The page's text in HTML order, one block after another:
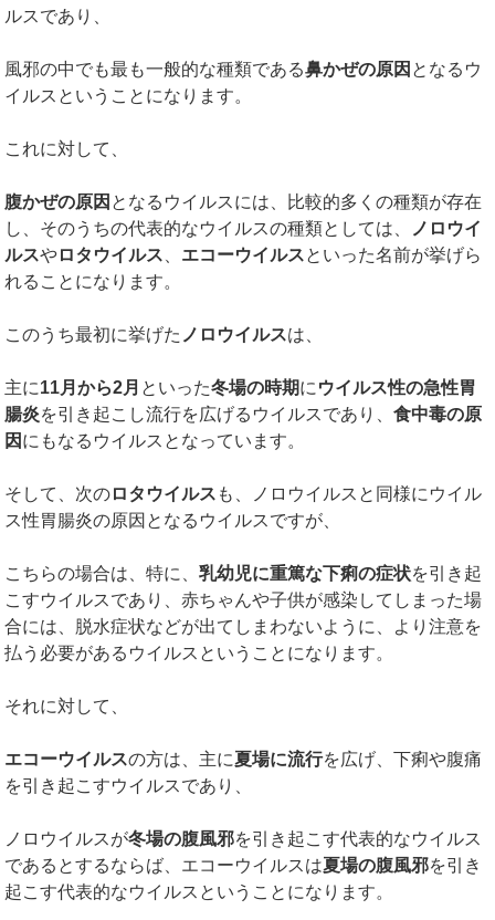
ルスであり、
風邪の中でも最も一般的な種類である鼻かぜの原因 となるウ
イルスということになります。
これに対して、
腹かぜの原因 となるウイルスには、比較的多くの種類が存在
し、そのうちの代表的なウイルスの種類としては、
ノロウイ
ルスやロタウイルス エコーウイルスといった名前が挙げら
れることになります。
このうち最初に挙げた ノロウイルスは、
主に11月から2月 といった冬場の時期に ウイルス性の急性胃
腸炎を引き起こし流行を広げるウイルスであり、食中毒の原
因 にもなるウイルスとなっています。
そして、次のロタウイルス も、ノロウイルスと同様にウイル
ス性胃腸炎の原因となるウイルスですが、
こちらの場合は、特に、乳幼児に重篤な下痢の症状を引き起
こすウイルスであり、赤ちゃんや子供が感染してしまった場
合には、脱水症状などが出てしまわないように、より注意を
払う必要があるウイルスということになります。
それに対して、
エコーウイルスの方は、主に夏場に流行を広げ、下痢や腹痛
を引き起こすウイルスであり、
ノロウイルスが冬場の腹風邪を引き起こす代表的なウイルス
であるとするならば、エコーウイルスは夏場の腹風邪を引き
起こす代表的なウイルスということになります。